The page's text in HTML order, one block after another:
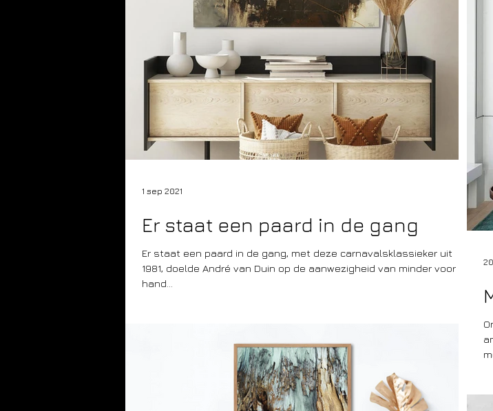
Er staat een paard in de gang
Er staat een paard in de gang, met deze carnavalsklassieker uit
1981, doelde André van Duin op de aanwezigheid van minder voor de
hand...
1 sep 2021